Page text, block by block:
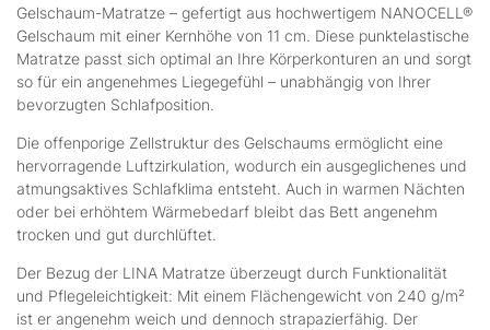
Gelschaum-Matratze – gefertigt aus hochwertigem NANOCELL®
Gelschaum mit einer Kernhöhe von 11 cm. Diese punktelastische
Matratze passt sich optimal an Ihre Körperkonturen an und sorgt
so für ein angenehmes Liegegefühl – unabhängig von Ihrer
bevorzugten Schlafposition.
Die offenporige Zellstruktur des Gelschaums ermöglicht eine
hervorragende Luftzirkulation, wodurch ein ausgeglichenes und
atmungsaktives Schlafklima entsteht. Auch in warmen Nächten
oder bei erhöhtem Wärmebedarf bleibt das Bett angenehm
trocken und gut durchlüftet.
Der Bezug der LINA Matratze überzeugt durch Funktionalität
und Pflegeleichtigkeit: Mit einem Flächengewicht von 240 g/m²
ist er angenehm weich und dennoch strapazierfähig. Der